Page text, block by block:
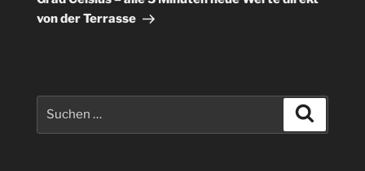
von der Terrasse